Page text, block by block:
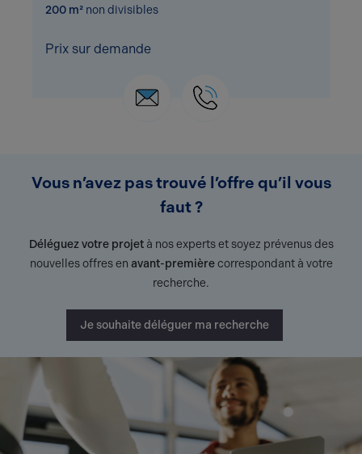
m2.
200 m² non divisibles
Prix sur demande
Vous n’avez pas trouvé l’offre qu’il vous
faut ?
Déléguez votre projetà nos experts et soyez prévenus des
nouvelles offres en avant-premièrecorrespondant à votre
recherche.
Je souhaite déléguer ma recherche